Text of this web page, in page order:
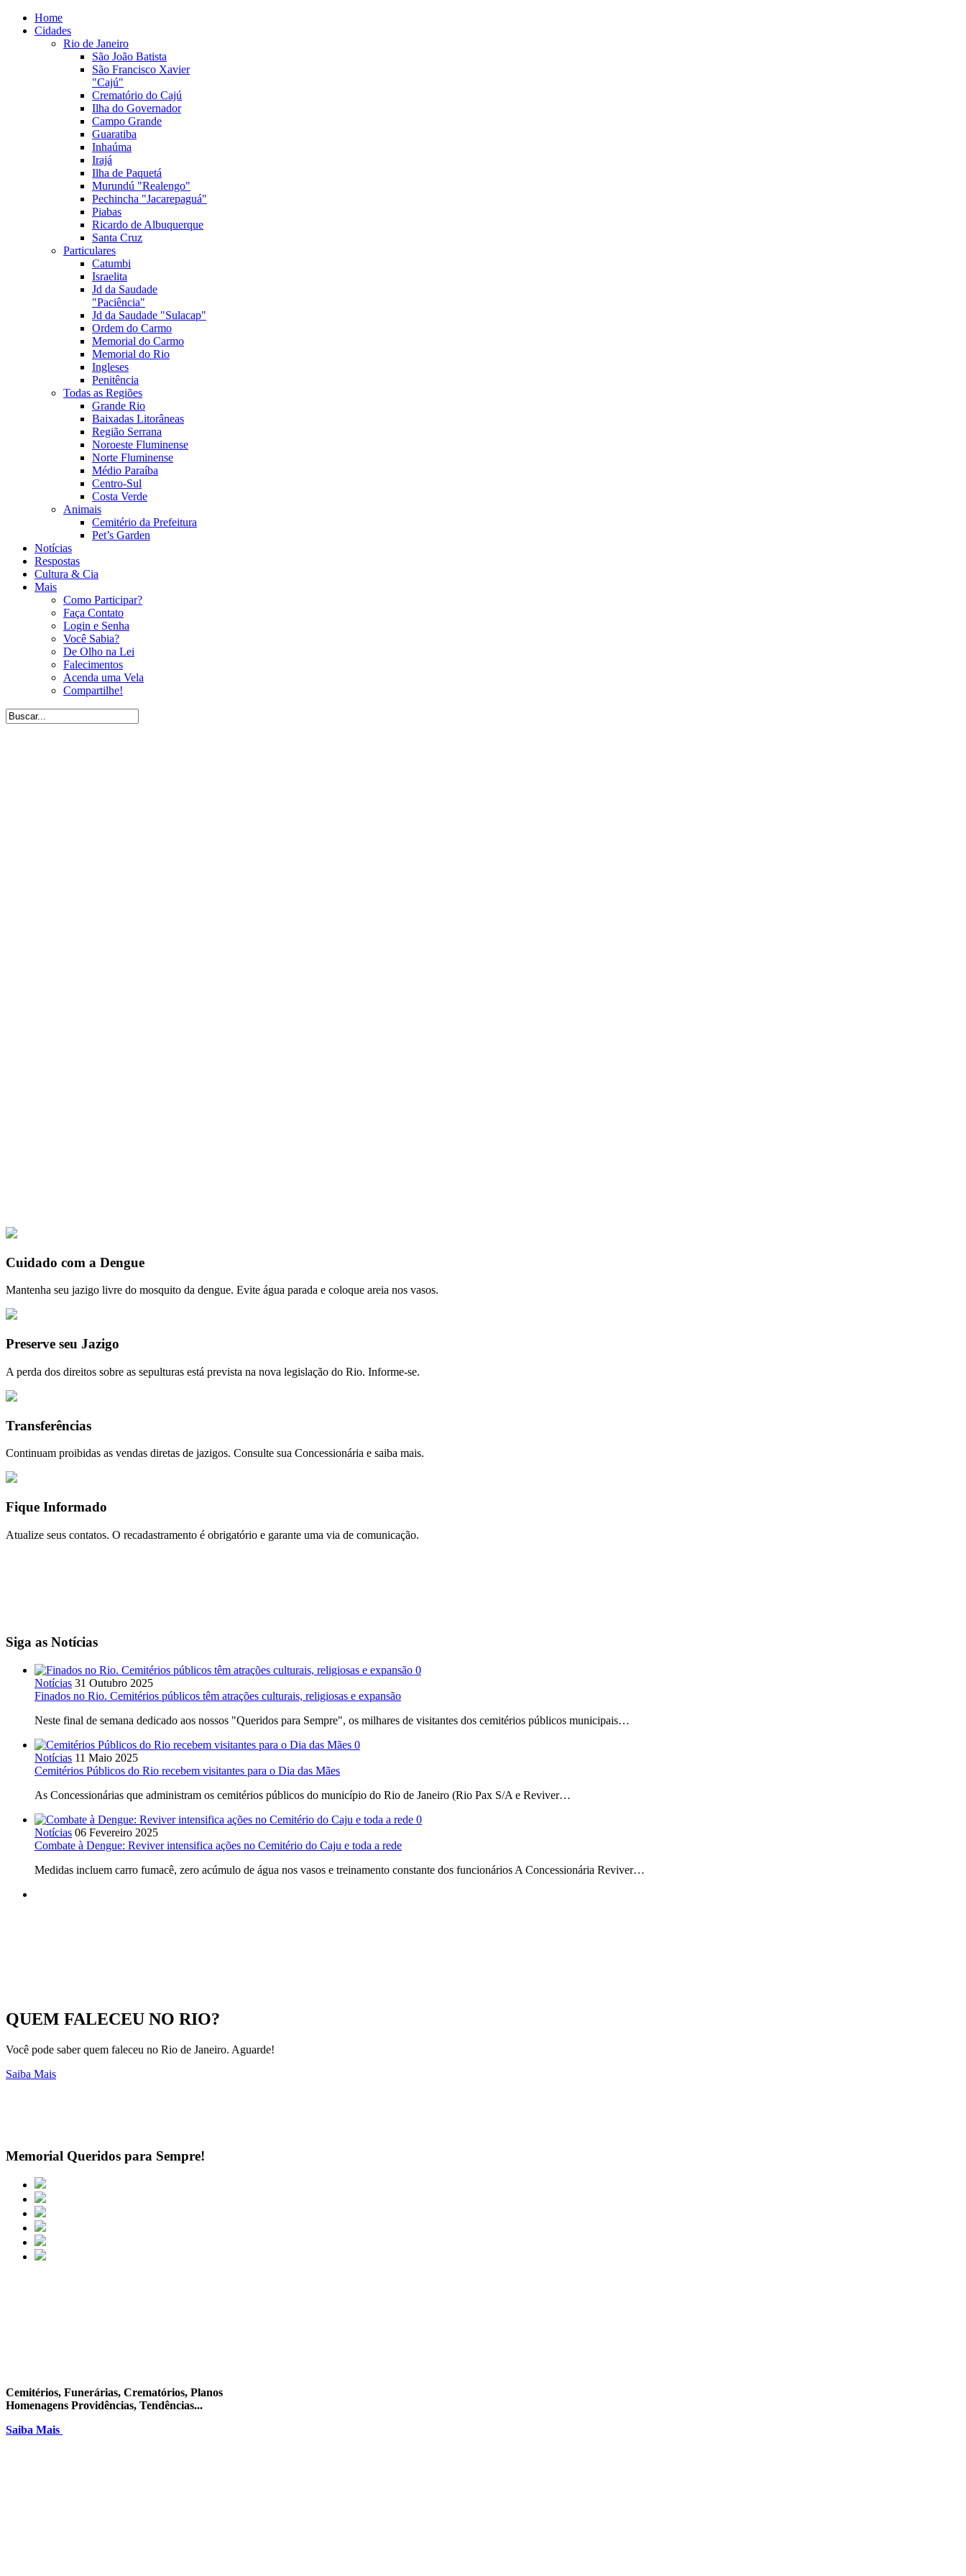
Home
Cidades
Rio de Janeiro
São João Batista
São Francisco Xavier
"Cajú"
Crematório do Cajú
Ilha do Governador
Campo Grande
Guaratiba
Inhaúma
Irajá
Ilha de Paquetá
Murundú "Realengo"
Pechincha "Jacarepaguá"
Piabas
Ricardo de Albuquerque
Santa Cruz
Particulares
Catumbi
Israelita
Jd da Saudade
"Paciência"
Jd da Saudade "Sulacap"
Ordem do Carmo
Memorial do Carmo
Memorial do Rio
Ingleses
Penitência
Todas as Regiões
Grande Rio
Baixadas Litorâneas
Região Serrana
Noroeste Fluminense
Norte Fluminense
Médio Paraíba
Centro-Sul
Costa Verde
Animais
Cemitério da Prefeitura
Pet’s Garden
Notícias
Respostas
Cultura & Cia
Mais
Como Participar?
Faça Contato
Login e Senha
Você Sabia?
De Olho na Lei
Falecimentos
Acenda uma Vela
Compartilhe!
Cuidado com a Dengue
Mantenha seu jazigo livre do mosquito da dengue. Evite água parada e coloque areia nos vasos.
Preserve seu Jazigo
A perda dos direitos sobre as sepulturas está prevista na nova legislação do Rio. Informe-se.
Transferências
Continuam proibidas as vendas diretas de jazigos. Consulte sua Concessionária e saiba mais.
Fique Informado
Atualize seus contatos. O recadastramento é obrigatório e garante uma via de comunicação.
Siga as Notícias
0
Notícias 31 Outubro 2025
Finados no Rio. Cemitérios públicos têm atrações culturais, religiosas e expansão
Neste final de semana dedicado aos nossos "Queridos para Sempre", os milhares de visitantes dos cemitérios públicos municipais…
0
Notícias 11 Maio 2025
Cemitérios Públicos do Rio recebem visitantes para o Dia das Mães
As Concessionárias que administram os cemitérios públicos do município do Rio de Janeiro (Rio Pax S/A e Reviver…
0
Notícias 06 Fevereiro 2025
Combate à Dengue: Reviver intensifica ações no Cemitério do Caju e toda a rede
Medidas incluem carro fumacê, zero acúmulo de água nos vasos e treinamento constante dos funcionários A Concessionária Reviver…
QUEM FALECEU NO RIO?
Você pode saber quem faleceu no Rio de Janeiro. Aguarde!
Saiba Mais
Memorial Queridos para Sempre!
Cemitérios, Funerárias, Crematórios, Planos
Homenagens Providências, Tendências...
Saiba Mais